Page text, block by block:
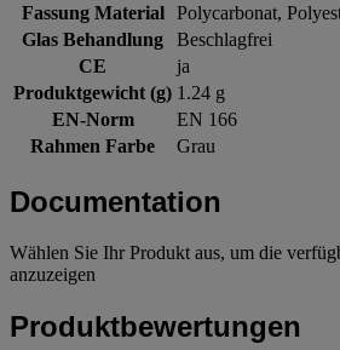
Fassung Material
Polycarbonat,
Glas Behandlung
Beschlagfrei
CE
ja
Produktgewicht (g) 1.24 g
EN-Norm
EN 166
Rahmen Farbe
Grau
Documentation
Wählen Sie Ihr Produkt aus, um die
anzuzeigen
Produktbewertungen